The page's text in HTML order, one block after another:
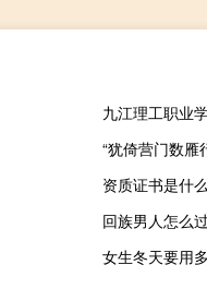
九江理工职业
“犹倚营门数雁
资质证书是什
回族男人怎么
女生冬天要用